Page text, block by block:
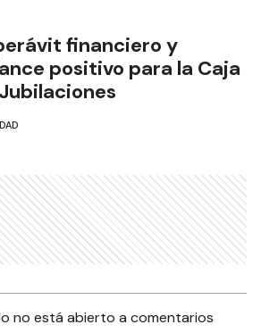
financiero y
positivo para la Caja
no está abierto a comentarios